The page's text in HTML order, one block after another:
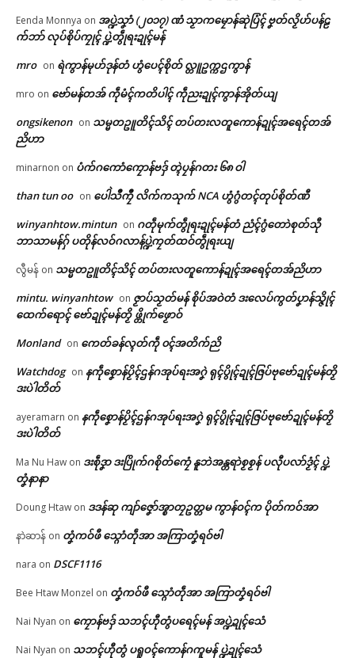
ပရိုၚ်လက္ကရဴအိုတ်
🏛 လညာတ်ပါ်ပဲါ
ညးဒါန်လိက်
ကေတ်အဆက်
© ဌာန်ပရိုၚ်ဗၠးၜးမန်
ရောၚ်
In "လိက်ပရေၚ်"
ရော …
In "ပရိုၚ်"
တင်ရန်တၟအ် တ္ၚဲကောန်ဂကူ
January 26, 2026
Eenda Monnya on အပ္ဍဲသၞာံ (၂၀၁၇) ဏံ သၟာကမၠောန်ဆုဲပြံၚ် ဗၞတ်လၟိဟ်ပန်ဠ
က်ဘာ် လုပ်စိုပ်ကၠုၚ် ပ္ဍဲတွဵုရးဍုၚ်မန်
mro on ရဲကွာန်မုဟ်ဒုန်တံ ဟွံပေၚ်စိုတ် လ္တူဥက္ကဌကွာန်
mro on ဗော်မန်တအ် ကဵုမံၚ်ကတိပါၚ် ကဵုညးဍုၚ်ကွာန်အိုတ်ယျ
ongsikenon on သမ္မတဥူတိၚ်သိၚ် တပ်တးလတူကောန်ဍုၚ်အရေၚ်တအ်
ညိဟာ
minarnon on ပံက်ဂကောံကၠောန်ဗဒှ် တ္ၚဲပၠန်ဂတး ၆၈ ဝါ
than tun oo on ပေါဲသဳကၠဳ လိက်ကသုက် NCA ဟွံဂွံတၚ်တုပ်စိုတ်ဏီ
winyanhtow.mintun on ဂတဵုမုက်တွဵုရးဍုၚ်မန်တံ ညံၚ်ဂွံတောဲစုတ်သီု
ဘာသာမန်ဂှ် ပတိုန်လဝ်ဂလာန်ပ္ဍဲကၠတ်ထဝ်တွဵုရးယျ
လွီမန် on သမ္မတဥူတိၚ်သိၚ် တပ်တးလတူကောန်ဍုၚ်အရေၚ်တအ်ညိဟာ
mintu. winyanhtow on ဇၟာပ်သၟတ်မန် စိုပ်အဝဲတံ ဒးလေပ်ကွတ်ပၞာန်သ္ဇိုၚ်
ထေက်ရောၚ် ဗော်ဍုၚ်မန်တၟိ ဖ္တိုက်ဖၟောဝ်
Monland on ကေတ်ခန်လ္ၚတ်ကဵု ၀ၚ်အတိက်ညိ
Watchdog on နကဵုစၞောန်ပၟိၚ်ဌန်ဂအုပ်ရးအဂၞဲ ရုၚ်ပွိုၚ်ဍုၚ်ဇြပ်ဗုဗော်ဍုၚ်မန်တၟိ
ဒးပဲါတိတ်
ayeramarn on နကဵုစၞောန်ပၟိၚ်ဌန်ဂအုပ်ရးအဂၞဲ ရုၚ်ပွိုၚ်ဍုၚ်ဇြပ်ဗုဗော်ဍုၚ်မန်တၟိ
ဒးပဲါတိတ်
Ma Nu Haw on ဒးစဵုဒၞာ ဒးပြိုက်ဂစိုတ်ကၠေံ နူဘဲအန္တရာဲစၟစၟန် ပလီုပလာ်ဒၟံၚ် ပ္ဍဲ
တၞံနာနာ
Doung Htaw on ဒဒန်ဆု ကျာ်ဇၞော်အ္စာတၠဥတ္တမ ကွာန်ဝၚ်က ပိုတ်ကဝ်အာ
နာဲဆာန် on တၞံကဝ်ဖီ သ္ဂောံတဵုအာ အကြာတၞံရဝ်ဗါ
nara on DSCF1116
Bee Htaw Monzel on တၞံကဝ်ဖီ သ္ဂောံတဵုအာ အကြာတၞံရဝ်ဗါ
Nai Nyan on ကၠောန်ဗဒှ် သဘၚ်ဟီုတွံပရေၚ်မန် အပ္ဍဲဍုၚ်သေံ
Nai Nyan on သဘၚ်ဟီုတွံ ပရူဝၚ်ကောန်ဂကူမန် ပ္ဍဲဍုၚ်သေံ